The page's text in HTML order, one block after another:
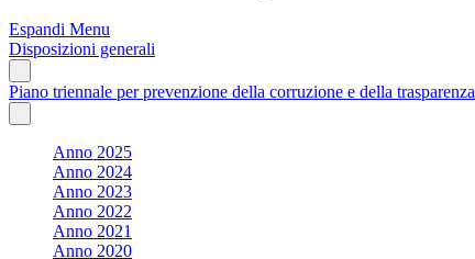
Espandi Menu
Disposizioni generali
Piano triennale per prevenzione della corruzione e della trasparenza
Anno 2025
Anno 2024
Anno 2023
Anno 2022
Anno 2021
Anno 2020